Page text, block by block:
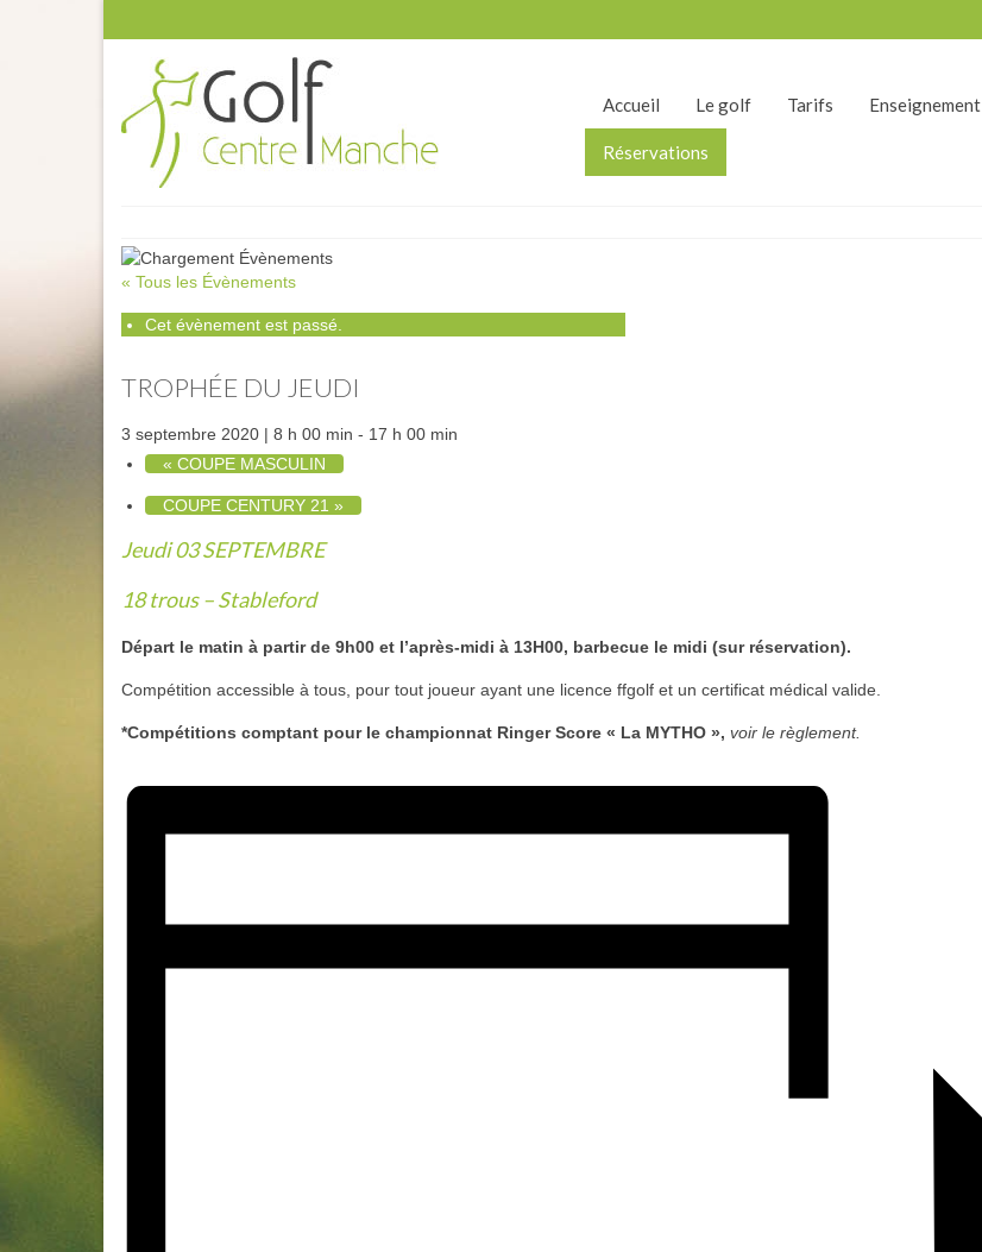
Accueil Le golf Tarifs Enseignement
Réservations
« Tous les Évènements
Cet évènement est passé.
TROPHÉE DU JEUDI
3 septembre 2020 | 8 h 00 min - 17 h 00 min
« COUPE MASCULIN
COUPE CENTURY 21 »
Jeudi 03 SEPTEMBRE
18 trous – Stableford
Départ le matin à partir de 9h00 et l’après-midi à 13H00, barbecue le midi (sur réservation).
Compétition accessible à tous, pour tout joueur ayant une licence ffgolf et un certificat médical valide.
*Compétitions comptant pour le championnat Ringer Score « La MYTHO », voir le règlement.